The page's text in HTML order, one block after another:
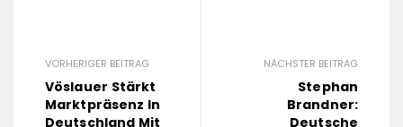
VORHERIGER BEITRAG
Vöslauer Stärkt
Marktpräsenz In
Deutschland Mit
NÄCHSTER BEITRAG
Stephan
Brandner:
Deutsche